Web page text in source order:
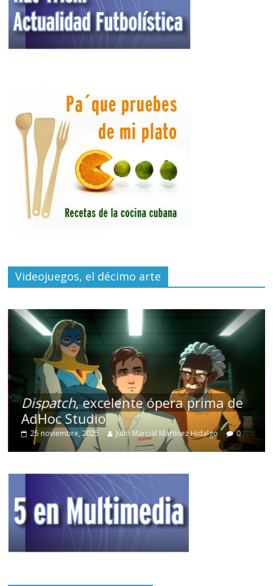
Videojuegos, el décimo arte
Dispatch, excelente ópera prima de
AdHoc Studio
25 noviembre, 2025 Julio Marcial Martínez Hidalgo 0